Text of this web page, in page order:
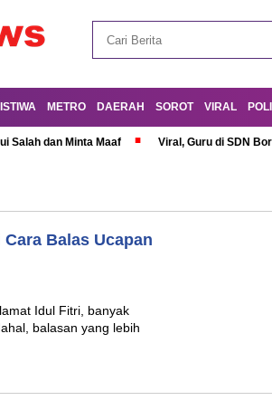
METRO DAERAH SOROT VIRAL
Salah dan Minta Maaf Viral, Guru di SDN
Balas Ucapan
Idul Fitri, banyak
balasan yang lebih